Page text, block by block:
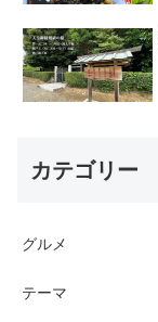
カテゴリー
グルメ
テーマ